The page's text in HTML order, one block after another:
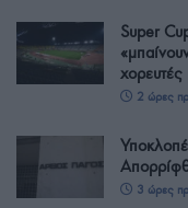
Super
χορευτές
2 ώρες
3 ώρες